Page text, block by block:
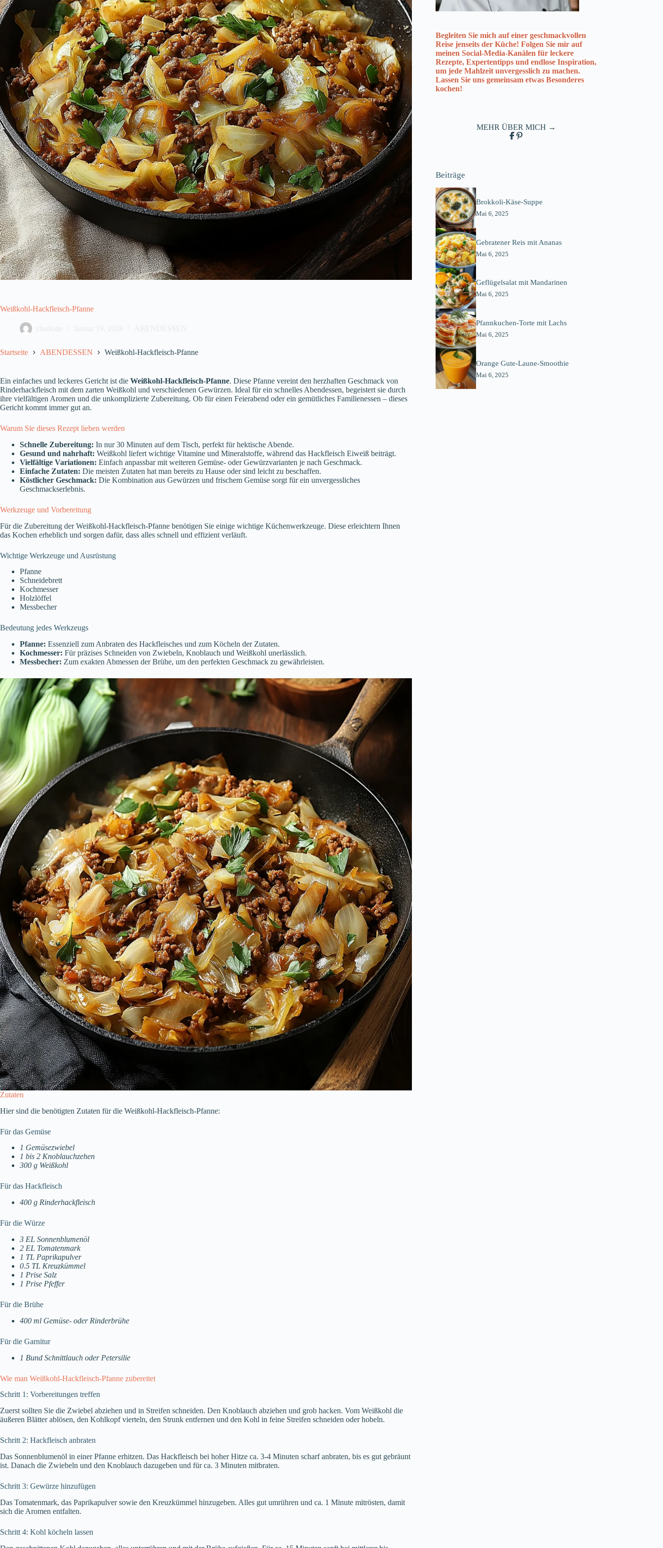
Weißkohl-Hackfleisch-Pfanne
charlotte Januar 19, 2026 ABENDESSEN
Startseite ABENDESSEN Weißkohl-Hackfleisch-Pfanne
Ein einfaches und leckeres Gericht ist die Weißkohl-Hackfleisch-Pfanne. Diese Pfanne vereint den herzhaften Geschmack von
Rinderhackfleisch mit dem zarten Weißkohl und verschiedenen Gewürzen. Ideal für ein schnelles Abendessen, begeistert sie durch
ihre vielfältigen Aromen und die unkomplizierte Zubereitung. Ob für einen Feierabend oder ein gemütliches Familienessen – dieses
Gericht kommt immer gut an.
Warum Sie dieses Rezept lieben werden
Schnelle Zubereitung: In nur 30 Minuten auf dem Tisch, perfekt für hektische Abende.
Gesund und nahrhaft: Weißkohl liefert wichtige Vitamine und Mineralstoffe, während das Hackfleisch Eiweiß beiträgt.
Vielfältige Variationen: Einfach anpassbar mit weiteren Gemüse- oder Gewürzvarianten je nach Geschmack.
Einfache Zutaten: Die meisten Zutaten hat man bereits zu Hause oder sind leicht zu beschaffen.
Köstlicher Geschmack: Die Kombination aus Gewürzen und frischem Gemüse sorgt für ein unvergessliches
Geschmackserlebnis.
Werkzeuge und Vorbereitung
Für die Zubereitung der Weißkohl-Hackfleisch-Pfanne benötigen Sie einige wichtige Küchenwerkzeuge. Diese erleichtern Ihnen
das Kochen erheblich und sorgen dafür, dass alles schnell und effizient verläuft.
Wichtige Werkzeuge und Ausrüstung
Pfanne
Schneidebrett
Kochmesser
Holzlöffel
Messbecher
Bedeutung jedes Werkzeugs
Pfanne: Essenziell zum Anbraten des Hackfleisches und zum Köcheln der Zutaten.
Kochmesser: Für präzises Schneiden von Zwiebeln, Knoblauch und Weißkohl unerlässlich.
Messbecher: Zum exakten Abmessen der Brühe, um den perfekten Geschmack zu gewährleisten.
Zutaten
Hier sind die benötigten Zutaten für die Weißkohl-Hackfleisch-Pfanne:
Für das Gemüse
1 Gemüsezwiebel
1 bis 2 Knoblauchzehen
300 g Weißkohl
Für das Hackfleisch
400 g Rinderhackfleisch
Für die Würze
3 EL Sonnenblumenöl
2 EL Tomatenmark
1 TL Paprikapulver
0.5 TL Kreuzkümmel
1 Prise Salz
1 Prise Pfeffer
Für die Brühe
400 ml Gemüse- oder Rinderbrühe
Für die Garnitur
1 Bund Schnittlauch oder Petersilie
Wie man Weißkohl-Hackfleisch-Pfanne zubereitet
Schritt 1: Vorbereitungen treffen
Zuerst sollten Sie die Zwiebel abziehen und in Streifen schneiden. Den Knoblauch abziehen und grob hacken. Vom Weißkohl die
äußeren Blätter ablösen, den Kohlkopf vierteln, den Strunk entfernen und den Kohl in feine Streifen schneiden oder hobeln.
Schritt 2: Hackfleisch anbraten
Das Sonnenblumenöl in einer Pfanne erhitzen. Das Hackfleisch bei hoher Hitze ca. 3-4 Minuten scharf anbraten, bis es gut gebräunt
ist. Danach die Zwiebeln und den Knoblauch dazugeben und für ca. 3 Minuten mitbraten.
Schritt 3: Gewürze hinzufügen
Das Tomatenmark, das Paprikapulver sowie den Kreuzkümmel hinzugeben. Alles gut umrühren und ca. 1 Minute mitrösten, damit
sich die Aromen entfalten.
Schritt 4: Kohl köcheln lassen
Begleiten Sie mich auf einer geschmackvollen
Reise jenseits der Küche! Folgen Sie mir auf
meinen Social-Media-Kanälen für leckere
Rezepte, Expertentipps und endlose Inspiration,
um jede Mahlzeit unvergesslich zu machen.
Lassen Sie uns gemeinsam etwas Besonderes
kochen!
MEHR ÜBER MICH →
Beiträge
Brokkoli-Käse-Suppe
Mai 6, 2025
Gebratener Reis mit Ananas
Mai 6, 2025
Geflügelsalat mit Mandarinen
Mai 6, 2025
Pfannkuchen-Torte mit Lachs
Mai 6, 2025
Orange Gute-Laune-Smoothie
Mai 6, 2025